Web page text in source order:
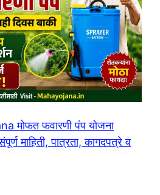
मोफत फवारणी पंप योजना
माहिती, पात्रता, कागदपत्रे व